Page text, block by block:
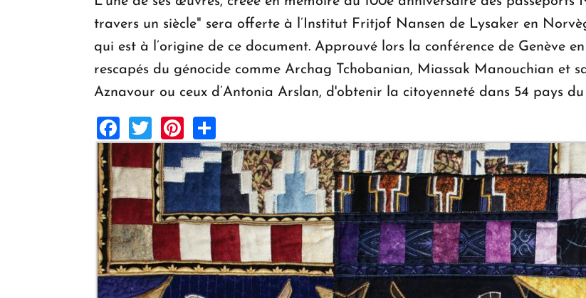
travers un siècle" sera offerte à l’Institut Fritjof Nansen de Lysaker en
qui est à l’origine de ce document. Approuvé lors la conférence de Genève
rescapés du génocide comme Archag Tchobanian, Miassak Manouchian et
Aznavour ou ceux d’Antonia Arslan, d'obtenir la citoyenneté dans 54 pays du
Facebook
TwitterPinterest